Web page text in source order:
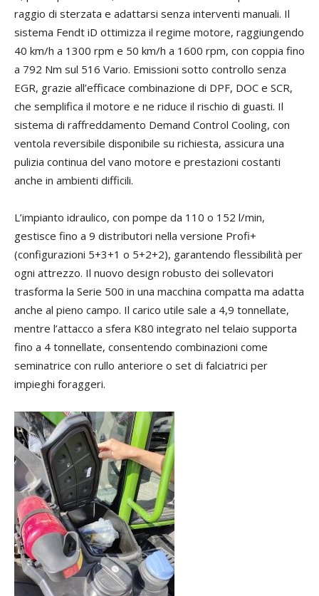
raggio di sterzata e adattarsi senza interventi manuali. Il
sistema Fendt iD ottimizza il regime motore, raggiungendo
40 km/h a 1300 rpm e 50 km/h a 1600 rpm, con coppia fino
a 792 Nm sul 516 Vario. Emissioni sotto controllo senza
EGR, grazie all’efficace combinazione di DPF, DOC e SCR,
che semplifica il motore e ne riduce il rischio di guasti. Il
sistema di raffreddamento Demand Control Cooling, con
ventola reversibile disponibile su richiesta, assicura una
pulizia continua del vano motore e prestazioni costanti
anche in ambienti difficili.
L’impianto idraulico, con pompe da 110 o 152 l/min,
gestisce fino a 9 distributori nella versione Profi+
(configurazioni 5+3+1 o 5+2+2), garantendo flessibilità per
ogni attrezzo. Il nuovo design robusto dei sollevatori
trasforma la Serie 500 in una macchina compatta ma adatta
anche al pieno campo. Il carico utile sale a 4,9 tonnellate,
mentre l’attacco a sfera K80 integrato nel telaio supporta
fino a 4 tonnellate, consentendo combinazioni come
seminatrice con rullo anteriore o set di falciatrici per
impieghi foraggeri.